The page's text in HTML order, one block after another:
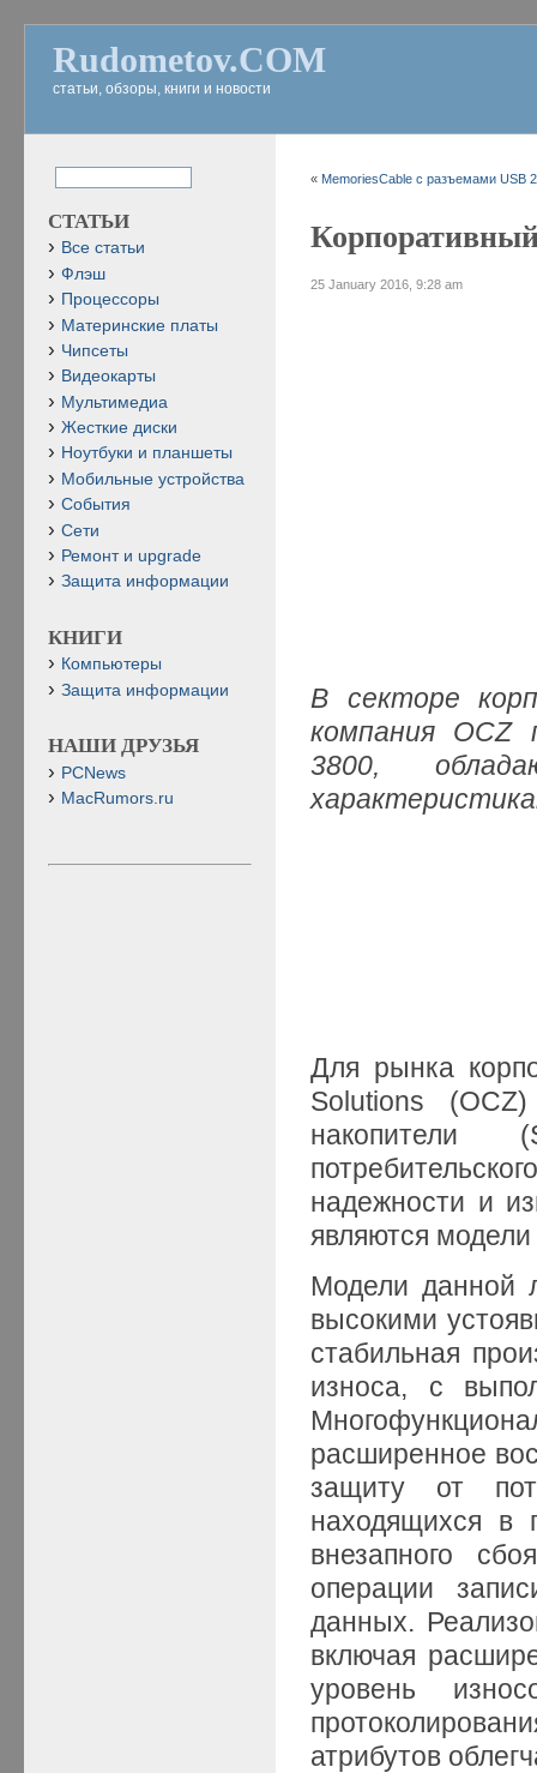
Rudometov.COM
статьи, обзоры, книги и новости
« MemoriesCable с разъемами USB
25 January 2016, 9:28 am
В секторе
компания OCZ
3800,
Для рынка
Solutions (OCZ)
накопители
надежности и
являются
Модели данной
высокими
стабильная
износа, с
расширенное
защиту от
находящихся в
внезапного
операции
данных.
включая
уровень
атрибутов
СТАТЬИ
Все статьи
Флэш
Процессоры
Материнские платы
Чипсеты
Видеокарты
Мультимедиа
Жесткие диски
Ноутбуки и планшеты
Мобильные устройства
События
Сети
Ремонт и upgrade
Защита информации
КНИГИ
Компьютеры
Защита информации
НАШИ ДРУЗЬЯ
PCNews
MacRumors.ru